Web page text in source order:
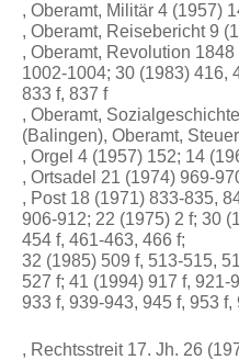
, Oberamt, Militär 4 (1957)
, Oberamt, Reisebericht 9
, Oberamt, Revolution
1002-1004; 30 (1983) 416,
833 f, 837 f
, Oberamt,
(Balingen), Oberamt,
, Orgel 4 (1957) 152; 14
, Ortsadel 21 (1974) 969-
, Post 18 (1971) 833-835,
906-912; 22 (1975) 2 f; 30
454 f, 461-463, 466 f;
32 (1985) 509 f, 513-515,
527 f; 41 (1994) 917 f, 921-
933 f, 939-943, 945 f, 953 f,
, Rechtsstreit 17. Jh. 26